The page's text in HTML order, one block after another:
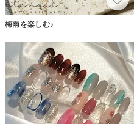
梅雨を楽しむ♪